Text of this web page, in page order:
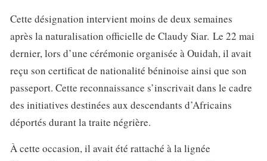
Cette désignation intervient moins de deux semaines
après la naturalisation officielle de Claudy Siar. Le 22 mai
dernier, lors d’une cérémonie organisée à Ouidah, il avait
reçu son certificat de nationalité béninoise ainsi que son
passeport. Cette reconnaissance s’inscrivait dans le cadre
des initiatives destinées aux descendants d’Africains
déportés durant la traite négrière.
À cette occasion, il avait été rattaché à la lignée